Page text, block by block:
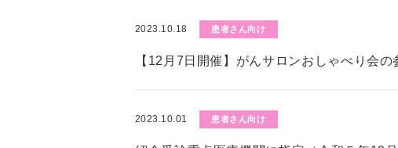
2023.10.18 患者さん向け
【12月7日開催】がんサロンおしゃべり会の
2023.10.01 患者さん向け